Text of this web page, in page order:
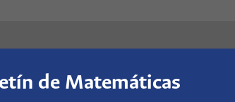
de Matemáticas